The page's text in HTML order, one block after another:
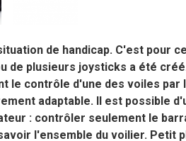
de handicap. C'est pour
de plusieurs joysticks a été
le contrôle d'une des voiles par
adaptable. Il est possible
: contrôler seulement le
l'ensemble du voilier. Petit